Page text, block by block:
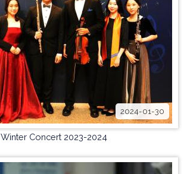
2024-01-30
Winter Concert 2023-2024